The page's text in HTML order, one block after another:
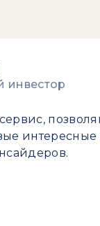
инвестор
интересные